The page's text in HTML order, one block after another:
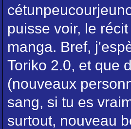
puisse voir, le
manga. Bref,
Toriko 2.0, et que
(nouveaux
sang, si tu es
surtout, nouveau